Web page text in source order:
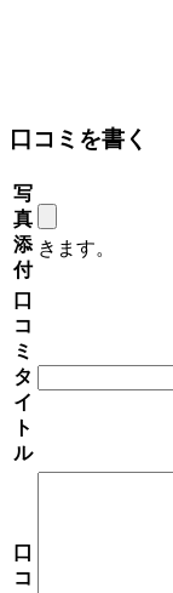
口コミを書く
写
真
添
付
きます。
口
コ
ミ
タ
イ
ト
ル
口
コ